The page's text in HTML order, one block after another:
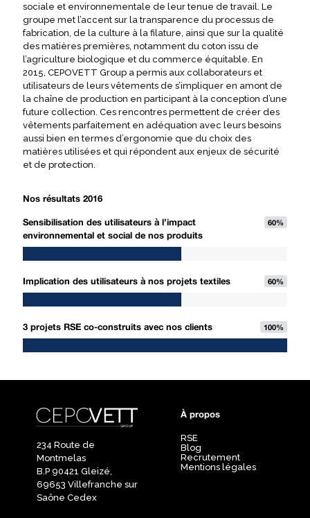
Nos résultats 2016
Sensibilisation des utilisateurs à l’impact
environnemental et social de nos produits
60%
Implication des utilisateurs à nos projets textiles 60%
3 projets RSE co-construits avec nos clients 100%
sociale et environnementale de leur tenue de travail. Le
groupe met l’accent sur la transparence du processus de
fabrication, de la culture à la filature, ainsi que sur la qualité
des matières premières, notamment du coton issu de
l’agriculture biologique et du commerce équitable. En
2015, CEPOVETT Group a permis aux collaborateurs et
utilisateurs de leurs vêtements de s’impliquer en amont de
la chaîne de production en participant à la conception d’une
future collection. Ces rencontres permettent de créer des
vêtements parfaitement en adéquation avec leurs besoins
aussi bien en termes d’ergonomie que du choix des
matières utilisées et qui répondent aux enjeux de sécurité
et de protection.
234 Route de
Montmelas
B.P 90421 Gleizé,
69653 Villefranche sur
Saône Cedex
À propos
RSE
Blog
Recrutement
Mentions légales